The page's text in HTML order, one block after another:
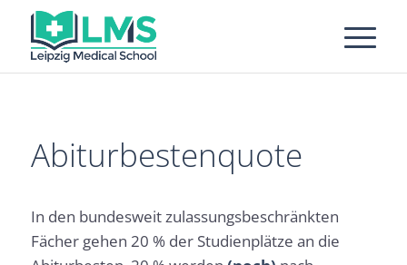
Abiturbestenquote
In den bundesweit zulassungsbeschränkten
Fächer gehen 20 % der Studienplätze an die